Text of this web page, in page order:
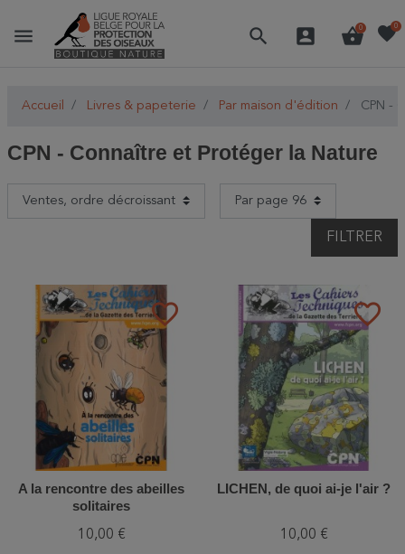
menu search account_box shopping_basket
0 favorite0
Accueil Livres & papeterie Par maison d'édition CPN -
CPN - Connaître et Protéger la Nature
FILTRER
favorite_border
A la rencontre des abeilles
solitaires
10,00 €
favorite_border
LICHEN, de quoi ai-je l'air ?
10,00 €